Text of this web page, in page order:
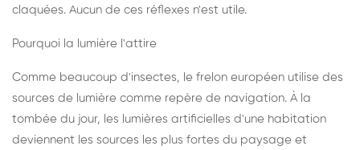
claquées. Aucun de ces réflexes n'est utile.
Pourquoi la lumière l'attire
Comme beaucoup d'insectes, le frelon européen utilise des
sources de lumière comme repère de navigation. À la
tombée du jour, les lumières artificielles d'une habitation
deviennent les sources les plus fortes du paysage et